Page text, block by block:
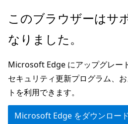
メ
ン
ン
テ
ン
ツ
このブラウザーはサ
なりました。
Microsoft Edge にアップグレー
セキュリティ更新プログラム、
トを利用できます。
Microsoft Edge をダウンロー